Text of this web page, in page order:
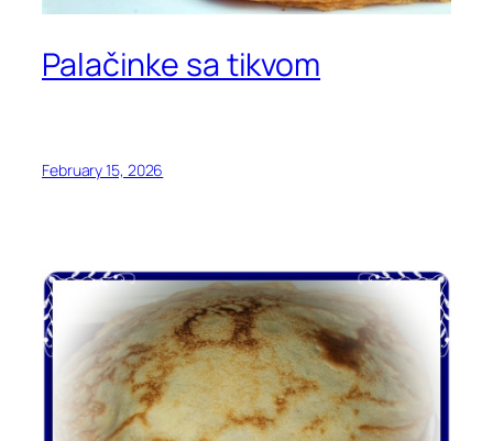
Palačinke sa tikvom
February 15, 2026